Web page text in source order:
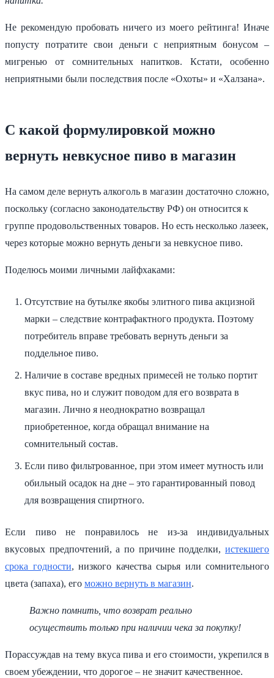
Не рекомендую пробовать ничего из моего рейтинга! Иначе
попусту потратите свои деньги с неприятным бонусом –
мигренью от сомнительных напитков. Кстати, особенно
неприятными были последствия после «Охоты» и «Халзана».
С какой формулировкой можно
вернуть невкусное пиво в магазин
На самом деле вернуть алкоголь в магазин достаточно сложно,
поскольку (согласно законодательству РФ) он относится к
группе продовольственных товаров. Но есть несколько лазеек,
через которые можно вернуть деньги за невкусное пиво.
Поделюсь моими личными лайфхаками:
Отсутствие на бутылке якобы элитного пива акцизной
марки – следствие контрафактного продукта. Поэтому
потребитель вправе требовать вернуть деньги за
поддельное пиво.
Наличие в составе вредных примесей не только портит
вкус пива, но и служит поводом для его возврата в
магазин. Лично я неоднократно возвращал
приобретенное, когда обращал внимание на
сомнительный состав.
Если пиво фильтрованное, при этом имеет мутность или
обильный осадок на дне – это гарантированный повод
для возвращения спиртного.
Если пиво не понравилось не из-за индивидуальных
вкусовых предпочтений, а по причине подделки, истекшего
срока годности, низкого качества сырья или сомнительного
цвета (запаха), его можно вернуть в магазин.
Важно помнить, что возврат реально
осуществить только при наличии чека за покупку!
Порассуждав на тему вкуса пива и его стоимости, укрепился в
своем убеждении, что дорогое – не значит качественное.